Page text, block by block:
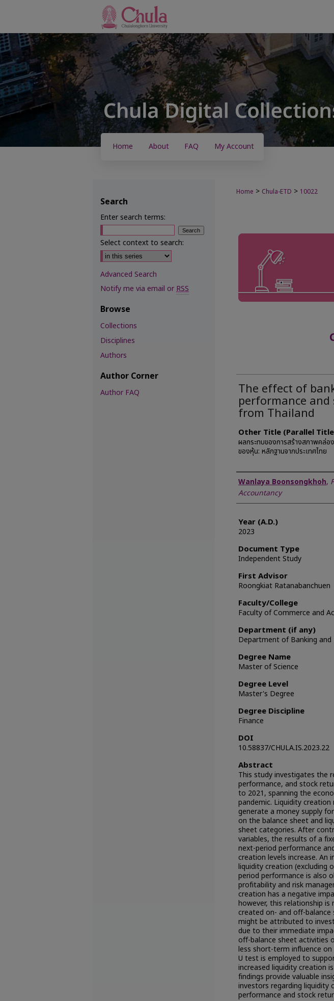
Home About FAQ My Account
Home > Chula-ETD > 10022
The effect of
performance and
from Thailand
Other Title (Parallel
ผลกระทบของการสร้างสภาพคล่
ของหุ้น: หลักฐานจากประเทศไทย
Author
Wanlaya Boonsongkhoh,
Accountancy
Year (A.D.)
2023
Document Type
Independent Study
First Advisor
Roongkiat Ratanabanchuen
Faculty/College
Faculty of Commerce and
Department (if any)
Department of Banking and
Degree Name
Master of Science
Degree Level
Master's Degree
Degree Discipline
Finance
DOI
10.58837/CHULA.IS.2023.22
Abstract
This study investigates the
performance, and stock
to 2021, spanning the
pandemic. Liquidity
generate a money supply
on the balance sheet and
sheet categories. After
variables, the results of a
next-period performance
creation levels increase. An
liquidity creation (excluding
period performance is also
profitability and risk
creation has a negative
however, this relationship
created on- and off-
might be attributed to
due to their immediate
off-balance sheet activities
less short-term influence
U test is employed to
increased liquidity creation
findings provide valuable
investors regarding liquidity
performance and stock
Search
Enter search terms:
Select context to search:
Advanced Search
Notify me via email orRSS
Browse
Collections
Disciplines
Authors
Author Corner
Author FAQ